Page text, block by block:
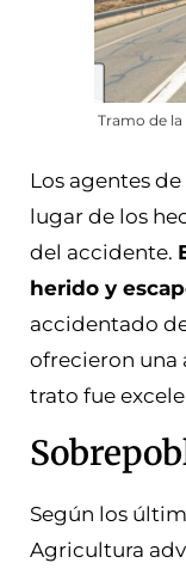
Tramo de
Los agentes
lugar de los
del accidente.
herido y
accidentado
ofrecieron una
trato fue
Según los
Agricultura